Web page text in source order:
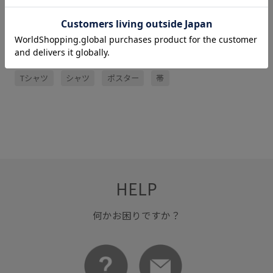
関連タグ
Tシャツ シャツ ポスター 帯
HELP
何かお困りですか？